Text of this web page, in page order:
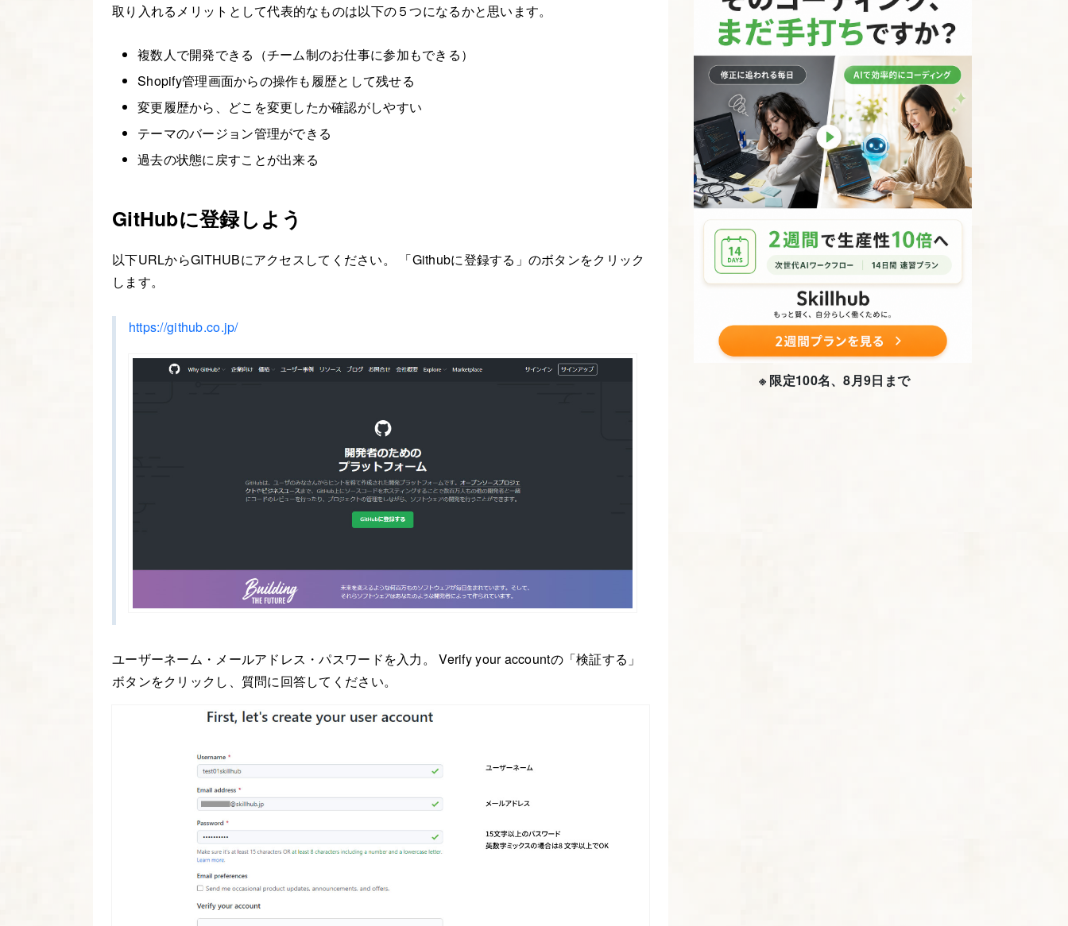
取り入れるメリットとして代表的なものは以下の５つになるかと思います。
複数人で開発できる（チーム制のお仕事に参加もできる）
Shopify管理画面からの操作も履歴として残せる
変更履歴から、どこを変更したか確認がしやすい
テーマのバージョン管理ができる
過去の状態に戻すことが出来る
GitHubに登録しよう
以下URLからGITHUBにアクセスしてください。 「Githubに登録する」のボタンをクリック
します。
https://github.co.jp/
ユーザーネーム・メールアドレス・パスワードを入力。 Verify your accountの「検証する」
ボタンをクリックし、質問に回答してください。
※ 限定100名、8月9日まで